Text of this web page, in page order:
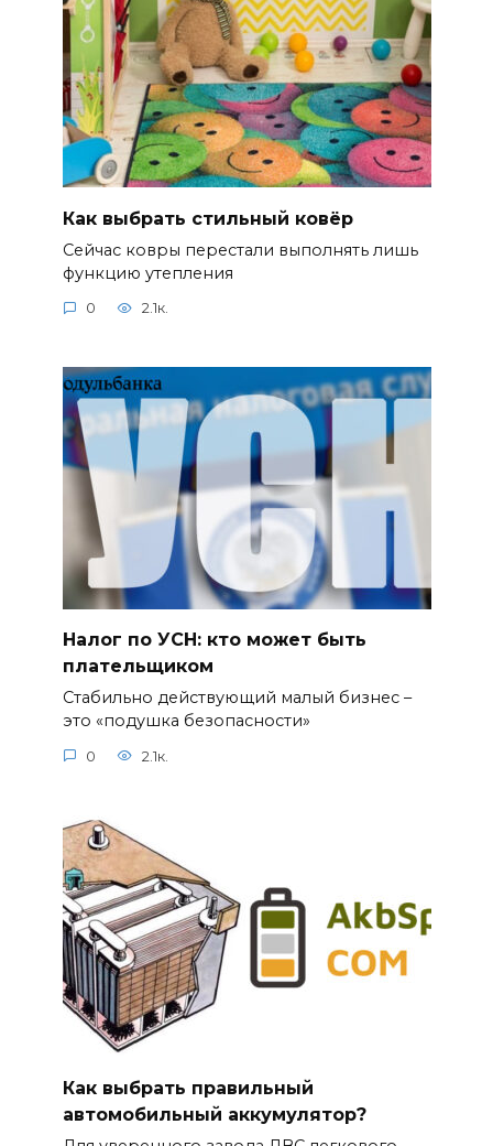
Как выбрать стильный ковёр
Сейчас ковры перестали выполнять лишь
функцию утепления
0 2.1к.
Налог по УСН: кто может быть
плательщиком
Стабильно действующий малый бизнес –
это «подушка безопасности»
0 2.1к.
Как выбрать правильный
автомобильный аккумулятор?